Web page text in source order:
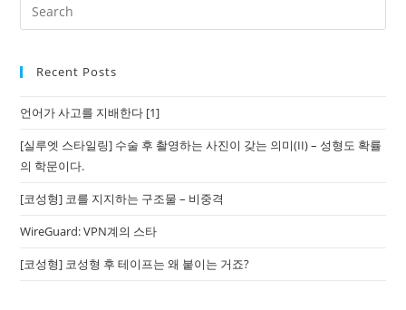
Recent Posts
언어가 사고를 지배한다 [1]
[실루엣 스타일링] 수술 후 촬영하는 사진이 갖는 의미(II) – 성형도 확률
의 학문이다.
[코성형] 코를 지지하는 구조물 – 비중격
WireGuard: VPN계의 스타
[코성형] 코성형 후 테이프는 왜 붙이는 거죠?